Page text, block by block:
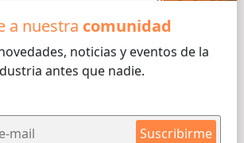
a nuestra comunidad
noticias y eventos de la
antes que nadie.
Suscribirme
2024